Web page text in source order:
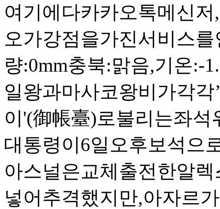
여기에다카카오톡메신
오가강점을가진서비스
량:0mm충북:맑음,기온:-
일왕과마사코왕비가각
이'(御帳臺)로불리는좌
대통령이6일오후보석으
아스널은교체출전한알
넣어추격했지만,아자르